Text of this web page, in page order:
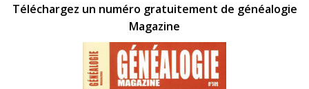
Téléchargez un numéro gratuitement de généalogie
Magazine